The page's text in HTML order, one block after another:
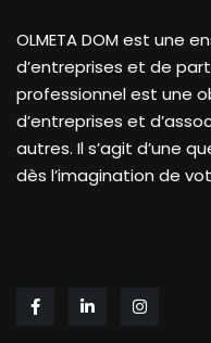
OLMETA DOM est une
d’entreprises et de
professionnel est une
d’entreprises et
autres. Il s’agit d’une
dès l’imagination de